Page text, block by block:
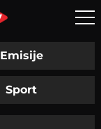
Emisije
Sport